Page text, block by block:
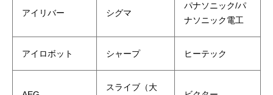
アイリバー シグマ
パナソニック/パ
ナソニック電工
アイロボット シャープ ヒーテック
スライブ（大